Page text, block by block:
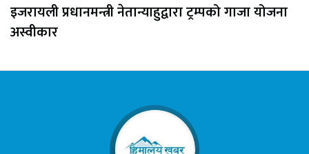
इजरायली प्रधानमन्त्री नेतान्याहुद्वारा ट्रम्पको गाजा योजना
अस्वीकार